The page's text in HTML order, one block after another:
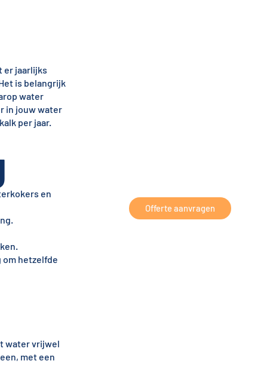
er jaarlijks
is belangrijk
water
in jouw water
per jaar.
en
om hetzelfde
water vrijwel
met een
Offerte aanvragen